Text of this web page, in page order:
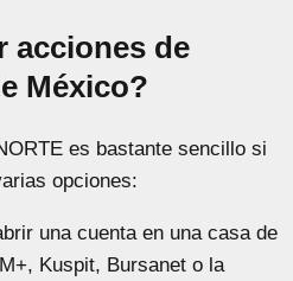
acciones de
México?
es bastante sencillo si
opciones:
una cuenta en una casa de
Kuspit, Bursanet o la